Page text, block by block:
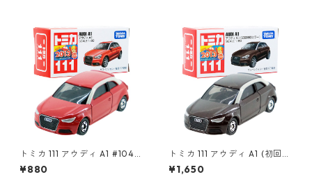
トミカ 111 アウディ A1 #1043
8779
¥880
トミカ 111 アウディ A1 (初回特
別カラー) #10471226
¥1,650